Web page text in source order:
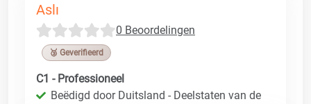
Aslı
0 Beoordelingen
🥉 Geverifieerd
C1 - Professioneel
Beëdigd door Duitsland - Deelstaten van de